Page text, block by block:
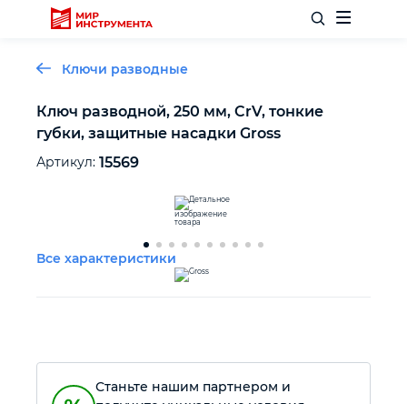
Отделочный инструмент
Столярный инструмент
Силовое оборудование
Ключи разводные
Ключ разводной, 250 мм, CrV, тонкие
губки, защитные насадки Gross
Артикул: 15569
Все характеристики
Станьте нашим партнером и